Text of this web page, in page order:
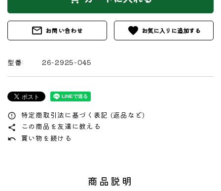
mail_outline お問い合わせ favorite
型番: 26-2925-045
error_outline 特定商取引法に基づく表記 (返品など)
share この商品を友達に教える
undo 買い物を続ける
商品説明